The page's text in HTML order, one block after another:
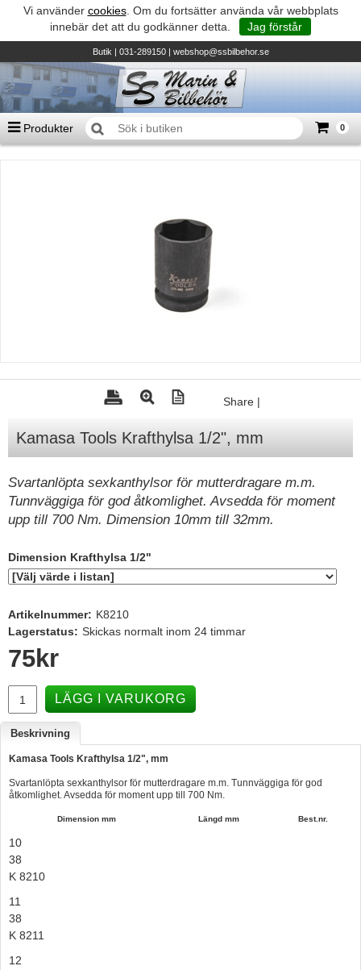
Vi använder cookies. Om du fortsätter använda vår webbplats
innebär det att du godkänner detta.
Jag förstår
Butik| 031-289150 | webshop@ssbilbehor.se
Produkter 0
TK Trailer
Yanmar Servicedelar
Yamaha Servicedelar
Mercury Servicedelar
Garmin
Humminbird
Simrad
B&G
Båttillbehör
Hummertina
Victron - Batteriladdare
CTEK - Batteriladdare
Kamasa Tools - Verktyg
Calix - Packline - Takboxar
Thule - Takboxar
Thule - Lasthållare
Share |
Kamasa Tools Krafthylsa 1/2", mm
Svartanlöpta sexkanthylsor för mutterdragare m.m.
Tunnväggiga för god åtkomlighet. Avsedda för moment
upp till 700 Nm. Dimension 10mm till 32mm.
Dimension Krafthylsa 1/2"
Artikelnummer: K8210
Lagerstatus: Skickas normalt inom 24 timmar
75kr
LÄGG I VARUKORG
Beskrivning
Kamasa Tools Krafthylsa 1/2", mm
Svartanlöpta sexkanthylsor för mutterdragare m.m. Tunnväggiga för god
åtkomlighet. Avsedda för moment upp till 700 Nm.
Dimension mm Längd mm Best.nr.
10
38
K 8210
11
38
K 8211
12